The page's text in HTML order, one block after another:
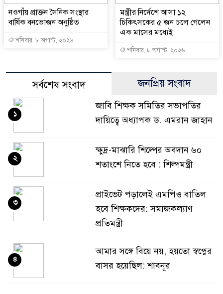
নওগাঁয় প্রাক্তন সৈনিক সংস্থার
বার্ষিক বনভোজন অনুষ্ঠিত
শনিবার, ৮ অগাস্ট, ২০২৬
মন্ত্রীর নির্দেশে আসা ১২
চিকিৎসকের ৫ জন চলে গেলেন
এক মাসের মধ্যেই
শনিবার, ৮ অগাস্ট, ২০২৬
সর্বশেষ সংবাদ জনপ্রিয় সংবাদ
জাবি শিক্ষক সমিতির সভাপতির
দায়িত্বে অধ্যাপক ড. এমরান জাহান
১
ক্ষুদ্র-মাঝারি শিল্পের অবদান ৬০
শতাংশে নিতে হবে : শিল্পমন্ত্রী
২
প্রাইভেট পড়ালেই এমপিও বাতিল
হবে শিক্ষকদের: সমাজকল্যাণ
প্রতিমন্ত্রী
৩
আমার সঙ্গে বিয়ে নয়, হয়তো স্বপ্নের
বাসর হয়েছিল: শাবনূর
৪